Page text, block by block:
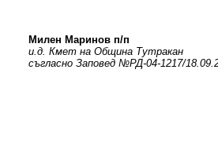
Милен Маринов п/п
Тутракан
съгласно Заповед №РД-04-1217/